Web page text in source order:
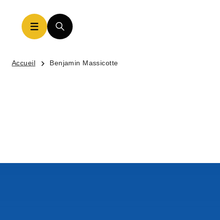
Accueil Benjamin Massicotte